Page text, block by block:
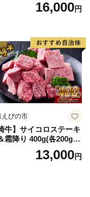
16,000円
えびの市
牛】サイコロステーキ
霜降り 400g(各200g×
2P) 真空パック 冷凍
13,000円